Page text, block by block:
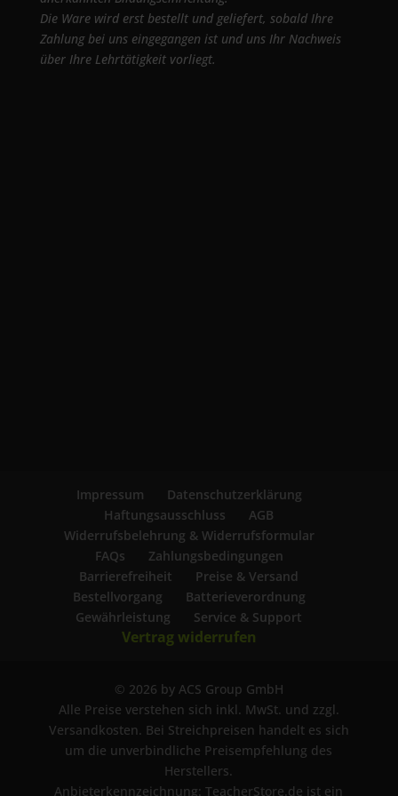
Die Ware wird erst bestellt und geliefert, sobald Ihre
Zahlung bei uns eingegangen ist und uns Ihr Nachweis
über Ihre Lehrtätigkeit vorliegt.
Impressum
Datenschutzerklärung
Haftungsausschluss
AGB
Widerrufsbelehrung & Widerrufsformular
FAQs
Zahlungsbedingungen
Barrierefreiheit
Preise & Versand
Bestellvorgang
Batterieverordnung
Gewährleistung
Service & Support
Vertrag widerrufen
© 2026 by ACS Group GmbH
Alle Preise verstehen sich inkl. MwSt. und zzgl.
Versandkosten. Bei Streichpreisen handelt es sich
um die unverbindliche Preisempfehlung des
Herstellers.
Anbieterkennzeichnung: TeacherStore.de ist ein